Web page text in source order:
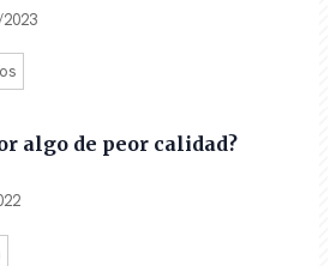
algo de peor calidad?